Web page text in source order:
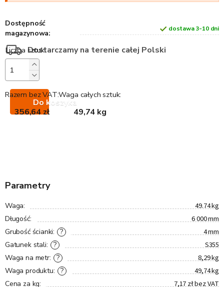
Dostępność
magazynowa:
dostawa 3-10 dni
Dostarczamy na terenie całej Polski
Do koszyka
Waga całych sztuk:
49,74 kg
Razem bez VAT:
356,64 zł
Parametry
Waga: 49.74 kg
Długość: 6 000 mm
?
Grubość ścianki: 4 mm
?
Gatunek stali: S355
?
Waga na metr: 8,29 kg
?
Waga produktu: 49,74 kg
Cena za kg: 7,17 zł bez VAT